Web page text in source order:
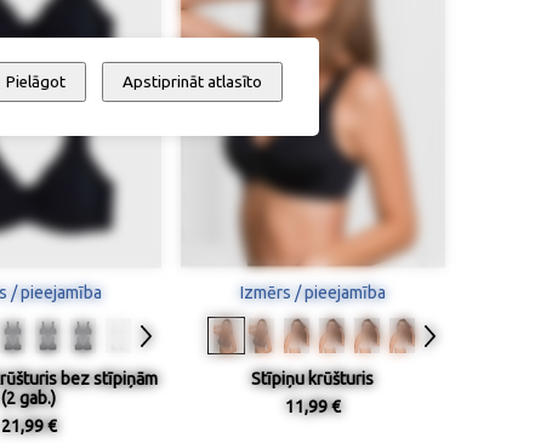
/ pieejamība
bez stīpiņām
(2 gab.)
21,99 €
Izmērs / pieejamība
Stīpiņu krūšturis
11,99 €
Pielāgot Apstiprināt atlasīto